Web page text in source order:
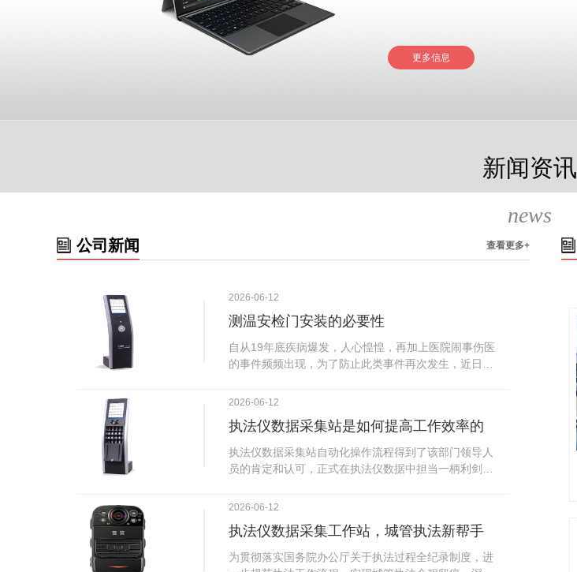
更多信息
新闻资讯
news
公司新闻 查看更多+
2026-06-12
测温安检门安装的必要性
自从19年底疾病爆发，人心惶惶，再加上医院闹事伤医
的事件频频出现，为了防止此类事件再次发生，近日，
尽快的安装安检门等设备，开展安全工作。此消息一经
个，其一，安装安检门是否会激化矛盾。其二，安装安
检门可以防范于未然。1月6号当天，南宁市第二医院刚
试行安检的首日，检查出10多把各类刀具和一把管制类
可以，能够保障急诊的快速通道顺畅就可以。
2026-06-12
执法仪数据采集站是如何提高工作效率的
执法仪数据采集站自动化操作流程得到了该部门领导人
员的肯定和认可，正式在执法仪数据中担当一柄利剑。
步，首先执法仪数据采集站支持多台执法仪同时上传数
取目标对象，并同步到采集站中，此外设备具有断点续
传的功能，如果碰到网络故障，可以从已经上传或下载
的部分开始继续上传下载未完成的部分，而没有必要从
2026-06-12
执法仪数据采集工作站，城管执法新帮手
为贯彻落实国务院办公厅关于执法过程全纪录制度，进